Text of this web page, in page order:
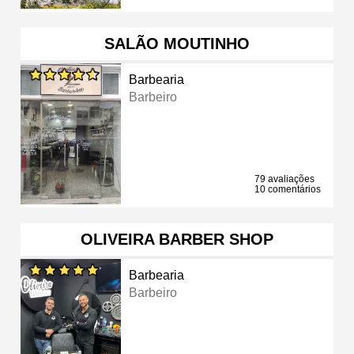
SALÃO MOUTINHO
Barbearia
Barbeiro
79 avaliações
10 comentários
OLIVEIRA BARBER SHOP
Barbearia
Barbeiro